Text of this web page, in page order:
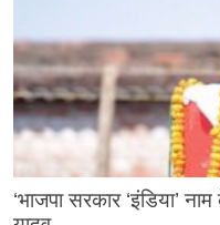
‘भाजपा सरकार ‘इंडिया’